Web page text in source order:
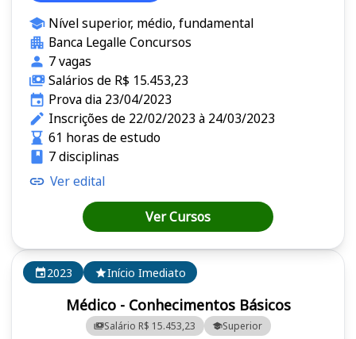
2023 Início Imediato
Médico - Conhecimentos Básicos
Salário R$ 15.453,23 Superior
Nível superior, médio, fundamental
Banca Legalle Concursos
7 vagas
Salários de R$ 15.453,23
Prova dia 23/04/2023
Inscrições de 22/02/2023 à 24/03/2023
61 horas de estudo
7 disciplinas
Ver edital
Ver Cursos